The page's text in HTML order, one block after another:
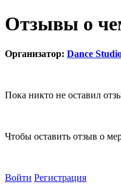
Отзывы о
Организатор: Dance
Пока никто не оставил
Чтобы оставить отзыв о
Войти Регистрация